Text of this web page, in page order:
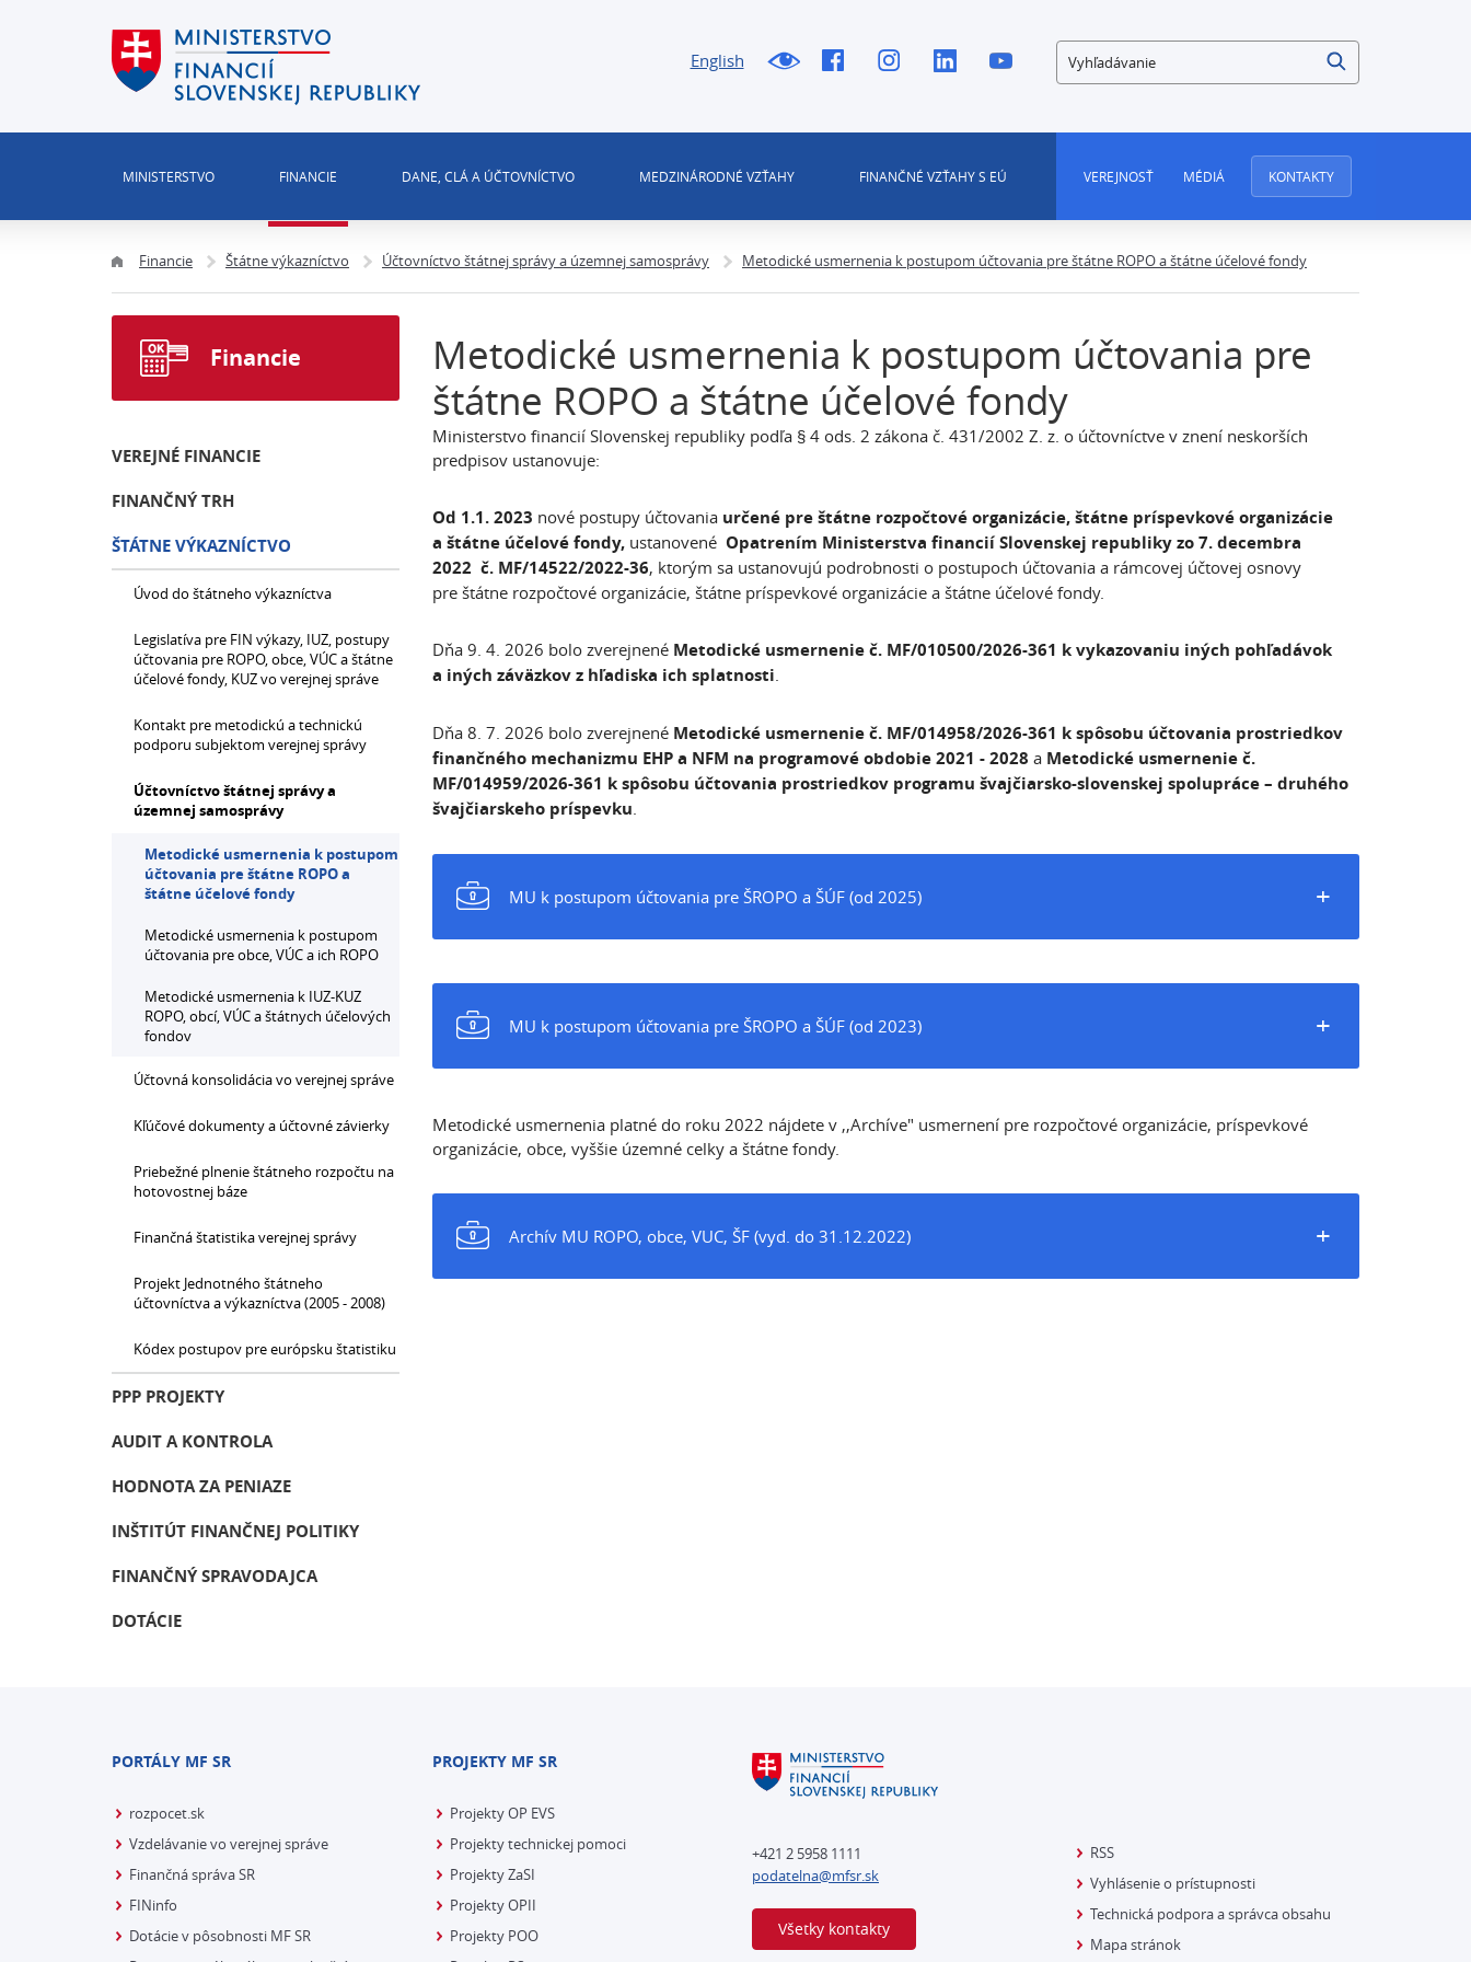
English Vyhľadávanie
MINISTERSTVO FINANCIE DANE, CLÁ A ÚČTOVNÍCTVO MEDZINÁRODNÉ VZŤAHY FINANČNÉ VZŤAHY S EÚ VEREJNOSŤ MÉDIÁ KONTAKTY
Financie Štátne výkazníctvo Účtovníctvo štátnej správy a územnej samosprávy Metodické usmernenia k postupom účtovania pre štátne ROPO a štátne účelové fondy
Metodické usmernenia k postupom účtovania pre
štátne ROPO a štátne účelové fondy
Ministerstvo financií Slovenskej republiky podľa § 4 ods. 2 zákona č. 431/2002 Z. z. o účtovníctve v znení neskorších
predpisov ustanovuje:
Od 1.1. 2023 nové postupy účtovania určené pre štátne rozpočtové organizácie, štátne príspevkové organizácie
a štátne účelové fondy, ustanovené Opatrením Ministerstva financií Slovenskej republiky zo 7. decembra
2022 č. MF/14522/2022-36, ktorým sa ustanovujú podrobnosti o postupoch účtovania a rámcovej účtovej osnovy
pre štátne rozpočtové organizácie, štátne príspevkové organizácie a štátne účelové fondy.
Dňa 9. 4. 2026 bolo zverejnené Metodické usmernenie č. MF/010500/2026-361 k vykazovaniu iných pohľadávok
a iných záväzkov z hľadiska ich splatnosti.
Dňa 8. 7. 2026 bolo zverejnené Metodické usmernenie č. MF/014958/2026-361 k spôsobu účtovania prostriedkov
finančného mechanizmu EHP a NFM na programové obdobie 2021 - 2028 a Metodické usmernenie č.
MF/014959/2026-361 k spôsobu účtovania prostriedkov programu švajčiarsko-slovenskej spolupráce – druhého
švajčiarskeho príspevku.
+
MU k postupom účtovania pre ŠROPO a ŠÚF (od 2025)
+
MU k postupom účtovania pre ŠROPO a ŠÚF (od 2023)
Metodické usmernenia platné do roku 2022 nájdete v ,,Archíve" usmernení pre rozpočtové organizácie, príspevkové
organizácie, obce, vyššie územné celky a štátne fondy.
+
Archív MU ROPO, obce, VUC, ŠF (vyd. do 31.12.2022)
Financie
VEREJNÉ FINANCIE
FINANČNÝ TRH
ŠTÁTNE VÝKAZNÍCTVO
Úvod do štátneho výkazníctva
Legislatíva pre FIN výkazy, IUZ, postupy
účtovania pre ROPO, obce, VÚC a štátne
účelové fondy, KUZ vo verejnej správe
Kontakt pre metodickú a technickú
podporu subjektom verejnej správy
Účtovníctvo štátnej správy a
územnej samosprávy
Metodické usmernenia k postupom
účtovania pre štátne ROPO a
štátne účelové fondy
Metodické usmernenia k postupom
účtovania pre obce, VÚC a ich ROPO
Metodické usmernenia k IUZ-KUZ
ROPO, obcí, VÚC a štátnych účelových
fondov
Účtovná konsolidácia vo verejnej správe
Kľúčové dokumenty a účtovné závierky
Priebežné plnenie štátneho rozpočtu na
hotovostnej báze
Finančná štatistika verejnej správy
Projekt Jednotného štátneho
účtovníctva a výkazníctva (2005 - 2008)
Kódex postupov pre európsku štatistiku
PPP PROJEKTY
AUDIT A KONTROLA
HODNOTA ZA PENIAZE
INŠTITÚT FINANČNEJ POLITIKY
FINANČNÝ SPRAVODAJCA
DOTÁCIE
PORTÁLY MF SR
rozpocet.sk
Vzdelávanie vo verejnej správe
Finančná správa SR
FINinfo
Dotácie v pôsobnosti MF SR
PROJEKTY MF SR
Projekty OP EVS
Projekty technickej pomoci
Projekty ZaSI
Projekty OPII
Projekty POO
+421 2 5958 1111
podatelna@mfsr.sk
Všetky kontakty
RSS
Vyhlásenie o prístupnosti
Technická podpora a správca obsahu
Mapa stránok